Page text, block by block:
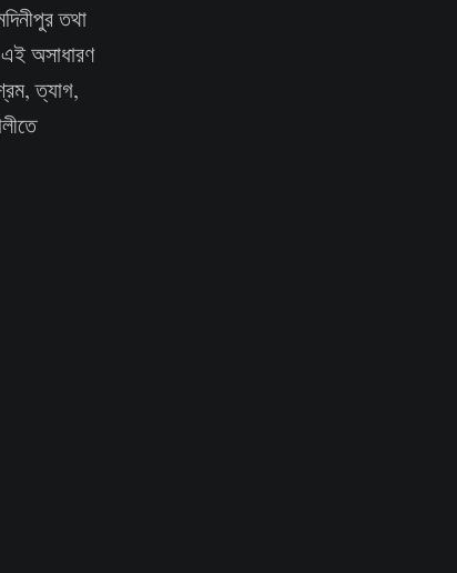
তথা
অসাধারণ
ত্যাগ,